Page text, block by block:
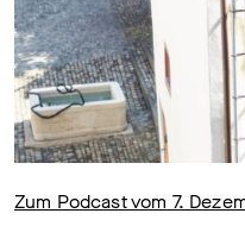
Zum Podcast vom 7.